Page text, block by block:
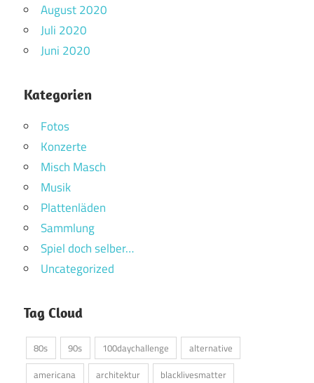
August 2020
Juli 2020
Juni 2020
Kategorien
Fotos
Konzerte
Misch Masch
Musik
Plattenläden
Sammlung
Spiel doch selber…
Uncategorized
Tag Cloud
80s 90s 100daychallenge
alternative
americana
architektur
blacklivesmatter